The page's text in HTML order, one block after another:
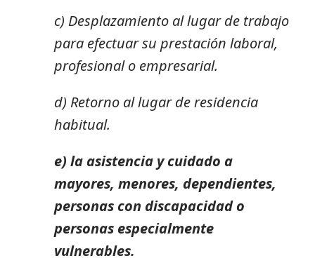
c) Desplazamiento al lugar de trabajo
para efectuar su prestación laboral,
profesional o empresarial.
d) Retorno al lugar de residencia
habitual.
e) la asistencia y cuidado a
mayores, menores, dependientes,
personas con discapacidad o
personas especialmente
vulnerables.